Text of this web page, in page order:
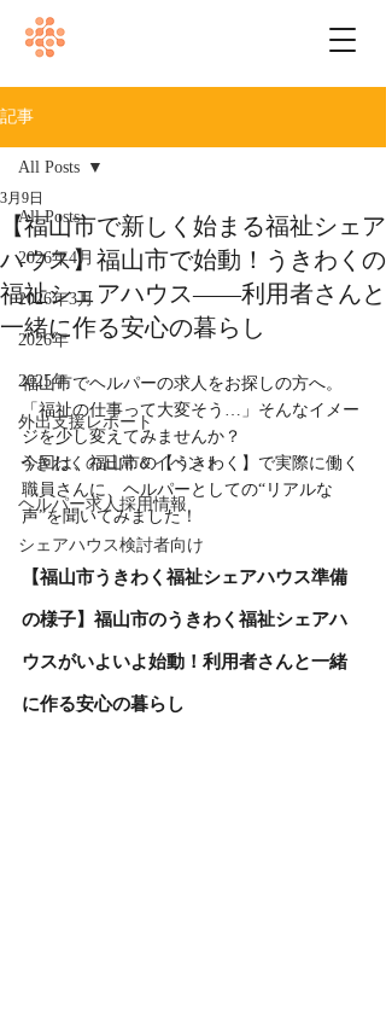
記事
All Posts
2026年4月
2026年3月
2026年
2025年
外出支援レポート
うきわくの日常＆イベント
ヘルパー求人採用情報
シェアハウス検討者向け
All Posts
【福山市で新しく始まる福祉シェア
ハウス】福山市で始動！うきわくの
福祉シェアハウス――利用者さんと
一緒に作る安心の暮らし
3月9日
福山市でヘルパーの求人をお探しの方へ。
「福祉の仕事って大変そう…」そんなイメー
ジを少し変えてみませんか？
今回は、福山市の【うきわく】で実際に働く
職員さんに、ヘルパーとしての“リアルな
声”を聞いてみました！
【福山市うきわく福祉シェアハウス準備
の様子】福山市のうきわく福祉シェアハ
ウスがいよいよ始動！利用者さんと一緒
に作る安心の暮らし